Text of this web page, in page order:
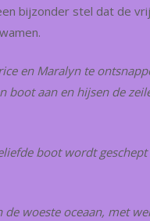
bijzonder stel dat de
en Maralyn te
boot aan en hijsen de
boot wordt
woeste oceaan, met